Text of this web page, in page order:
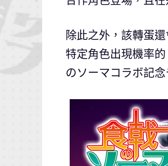
除此之外，該轉蛋
特定角色出現機率
のソーマコラボ記